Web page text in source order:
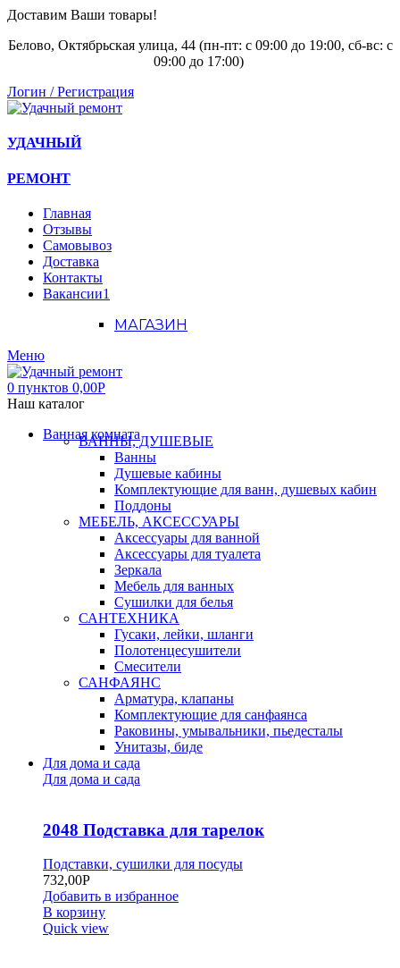
Доставим Ваши товары!
Белово, Октябрьская улица, 44 (пн-пт: с 09:00 до 19:00, сб-вс: с
09:00 до 17:00)
Логин / Регистрация
УДАЧНЫЙ
РЕМОНТ
Главная
Отзывы
Самовывоз
Доставка
Контакты
Вакансии1
МАГАЗИН
Меню
0 пунктов 0,00Р
Наш каталог
Ванная комната
ВАННЫ, ДУШЕВЫЕ
Ванны
Душевые кабины
Комплектующие для ванн, душевых кабин
Поддоны
МЕБЕЛЬ, АКСЕССУАРЫ
Аксессуары для ванной
Аксессуары для туалета
Зеркала
Мебель для ванных
Сушилки для белья
САНТЕХНИКА
Гусаки, лейки, шланги
Полотенцесушители
Смесители
САНФАЯНС
Арматура, клапаны
Комплектующие для санфаянса
Раковины, умывальники, пьедесталы
Унитазы, биде
Для дома и сада
Для дома и сада
2048 Подставка для тарелок
Подставки, сушилки для посуды
732,00Р
Добавить в избранное
В корзину
Quick view